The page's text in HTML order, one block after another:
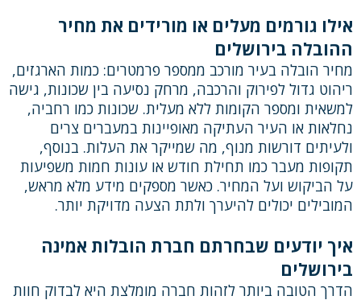
אילו גורמים מעלים או מורידים את מחיר
ההובלה בירושלים
מחיר הובלה בעיר מורכב ממספר פרמטרים: כמות הארגזים,
ריהוט גדול לפירוק והרכבה, מרחק נסיעה בין שכונות, גישה
למשאית ומספר הקומות ללא מעלית. שכונות כמו רחביה,
נחלאות או העיר העתיקה מאופיינות במעברים צרים
ולעיתים דורשות מנוף, מה שמייקר את העלות. בנוסף,
תקופות מעבר כמו תחילת חודש או עונות חמות משפיעות
על הביקוש ועל המחיר. כאשר מספקים מידע מלא מראש,
המובילים יכולים להיערך ולתת הצעה מדויקת יותר.
איך יודעים שבחרתם חברת הובלות אמינה
בירושלים
הדרך הטובה ביותר לזהות חברה מומלצת היא לבדוק חוות